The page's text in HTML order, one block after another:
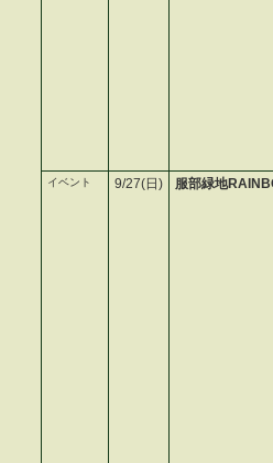
イベント 9/27(日) 服部緑地